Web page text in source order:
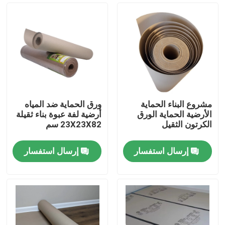
المنتجات
ورق حماية الأرضيات
لفة حماية الأرضيات المؤقتة
ورق الكرافت لحماية الأرضيات
ورق تغليف أرضيات البناء
ورق طباعة كرتون
صفائح الأرضيات للماء
مشروع البناء الحماية
الأرضية الحماية الورق
الكرتون الثقيل
إرسال استفسار
ورق الحماية ضد المياه
أرضية لفة عبوة بناء ثقيلة
23X23X82 سم
إرسال استفسار